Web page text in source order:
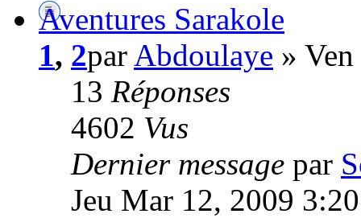
Aventures Sarakole
1, 2par Abdoulaye »
13 Réponses
4602 Vus
Dernier message par
Jeu Mar 12, 2009